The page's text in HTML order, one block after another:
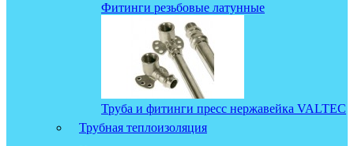
Фитинги резьбовые латунные
Труба и фитинги пресс нержавейка VALTEC
Трубная теплоизоляция